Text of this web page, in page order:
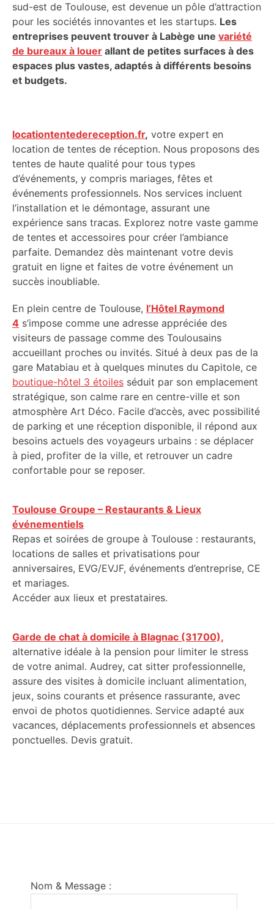
sud-est de Toulouse, est devenue un pôle d’attraction
pour les sociétés innovantes et les startups. Les
entreprises peuvent trouver à Labège une variété
de bureaux à louer allant de petites surfaces à des
espaces plus vastes, adaptés à différents besoins
et budgets.
locationtentedereception.fr, votre expert en
location de tentes de réception. Nous proposons des
tentes de haute qualité pour tous types
d’événements, y compris mariages, fêtes et
événements professionnels. Nos services incluent
l’installation et le démontage, assurant une
expérience sans tracas. Explorez notre vaste gamme
de tentes et accessoires pour créer l’ambiance
parfaite. Demandez dès maintenant votre devis
gratuit en ligne et faites de votre événement un
succès inoubliable.
En plein centre de Toulouse, l’Hôtel Raymond
4 s’impose comme une adresse appréciée des
visiteurs de passage comme des Toulousains
accueillant proches ou invités. Situé à deux pas de la
gare Matabiau et à quelques minutes du Capitole, ce
boutique-hôtel 3 étoiles séduit par son emplacement
stratégique, son calme rare en centre-ville et son
atmosphère Art Déco. Facile d’accès, avec possibilité
de parking et une réception disponible, il répond aux
besoins actuels des voyageurs urbains : se déplacer
à pied, profiter de la ville, et retrouver un cadre
confortable pour se reposer.
Toulouse Groupe – Restaurants & Lieux
événementiels
Repas et soirées de groupe à Toulouse : restaurants,
locations de salles et privatisations pour
anniversaires, EVG/EVJF, événements d’entreprise, CE
et mariages.
Accéder aux lieux et prestataires.
Garde de chat à domicile à Blagnac (31700),
alternative idéale à la pension pour limiter le stress
de votre animal. Audrey, cat sitter professionnelle,
assure des visites à domicile incluant alimentation,
jeux, soins courants et présence rassurante, avec
envoi de photos quotidiennes. Service adapté aux
vacances, déplacements professionnels et absences
ponctuelles. Devis gratuit.
Nom & Message :